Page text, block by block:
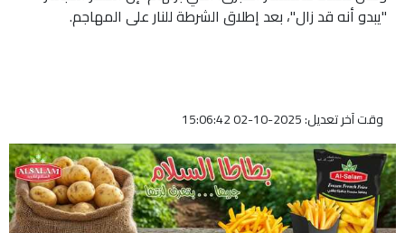
"يبدو أنه قد زال"، بعد إطلاق الشرطة للنار على المهاجم.
وقت آخر تعديل: 2025-10-02 15:06:42